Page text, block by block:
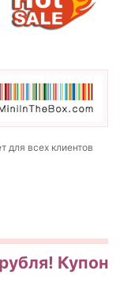
для всех клиентов
Купон